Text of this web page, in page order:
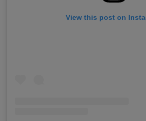
View this post on